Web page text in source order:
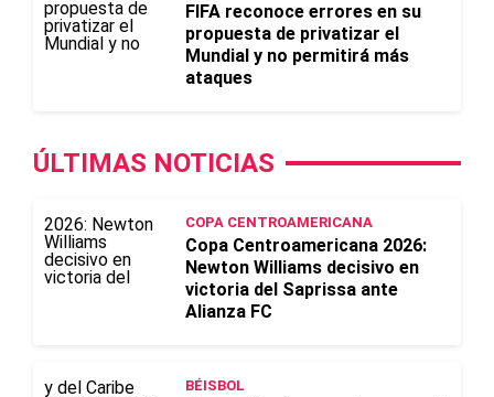
FIFA reconoce errores en su
propuesta de privatizar el
Mundial y no permitirá más
ataques
ÚLTIMAS NOTICIAS
COPA CENTROAMERICANA
Copa Centroamericana 2026:
Newton Williams decisivo en
victoria del Saprissa ante
Alianza FC
BÉISBOL